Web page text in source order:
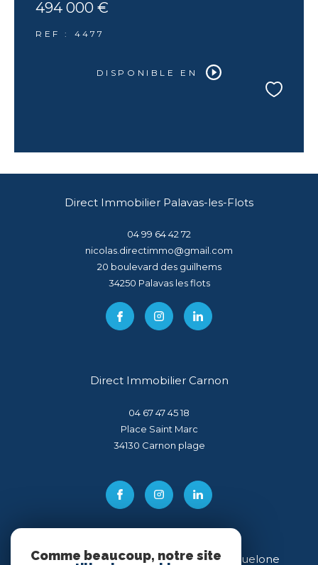
494 000 €
REF : 4477
DISPONIBLE EN
Direct Immobilier Palavas-les-Flots
04 99 64 42 72
nicolas.directimmo@gmail.com
20 boulevard des guilhems
34250
palavas les flots
Direct Immobilier Carnon
04 67 47 45 18
Place Saint Marc
34130
carnon plage
Direct Immobilier Villeneuve-lès-Maguelone
Comme beaucoup, notre site